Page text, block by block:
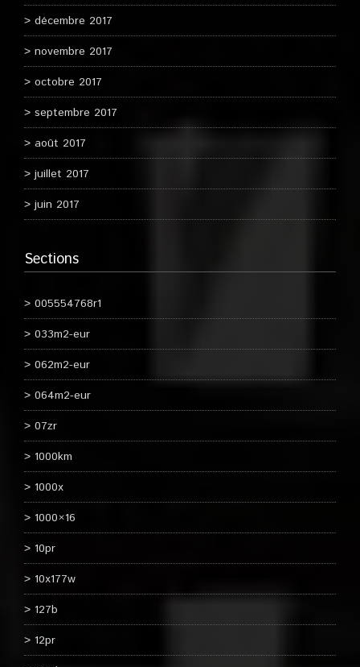
décembre 2017
novembre 2017
octobre 2017
septembre 2017
août 2017
juillet 2017
juin 2017
Sections
005554768r1
033m2-eur
062m2-eur
064m2-eur
07zr
1000km
1000x
1000×16
10pr
10x177w
127b
12pr